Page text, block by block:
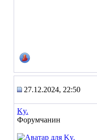
27.12.2024, 22:50
Ky.
Форумчанин